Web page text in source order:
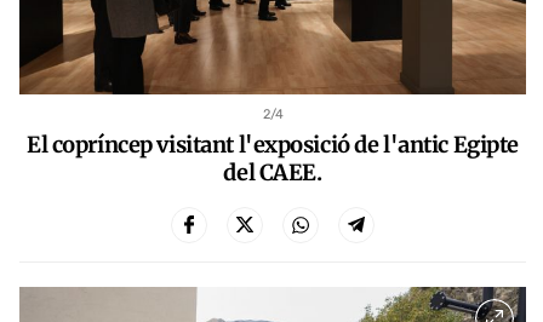
2/4
El copríncep visitant l'exposició de l'antic Egipte
del CAEE.